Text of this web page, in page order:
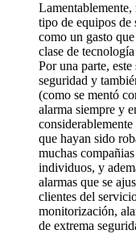
Lamentablemente,
tipo de equipos de
como un gasto
clase de
Por una parte,
seguridad y
(como se mentó
alarma siempre y
que hayan sido
muchas
individuos, y
alarmas que se
clientes del
monitorización,
de extrema